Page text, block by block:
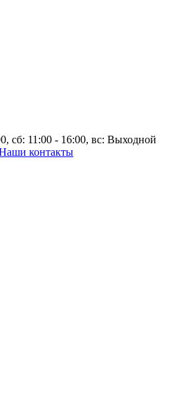
сб: 11:00 - 16:00, вс: Выходной
контакты